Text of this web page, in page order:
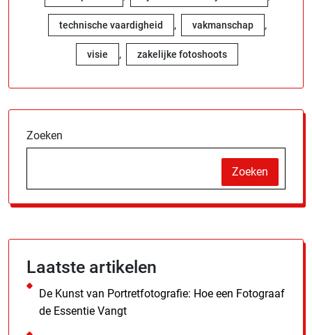
technische vaardigheid , vakmanschap ,
visie , zakelijke fotoshoots
Zoeken
Zoeken
Laatste artikelen
De Kunst van Portretfotografie: Hoe een Fotograaf
de Essentie Vangt